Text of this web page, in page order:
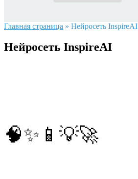
Главная страница » Нейросеть InspireAI
Нейросеть InspireAI
🧠✨📱💡🚀